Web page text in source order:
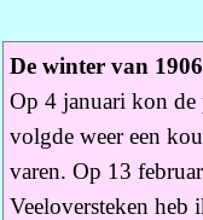
De winter van
Op 4 januari kon de
volgde weer een
varen. Op 13
Veeloversteken heb